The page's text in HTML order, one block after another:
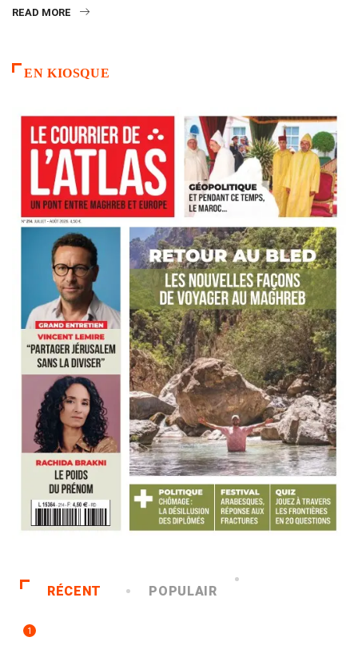
READ MORE
EN KIOSQUE
RÉCENT POPULAIR
1